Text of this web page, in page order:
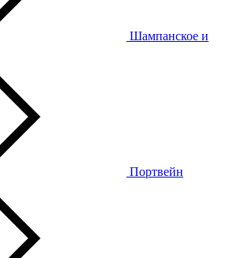
Шампанское и
Портвейн